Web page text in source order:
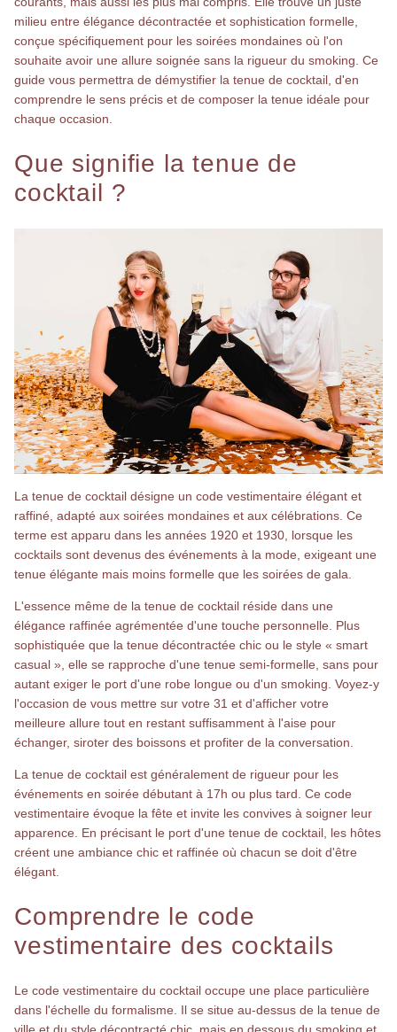
milieu entre élégance décontractée et sophistication formelle,
conçue spécifiquement pour les soirées mondaines où l'on
souhaite avoir une allure soignée sans la rigueur du smoking. Ce
guide vous permettra de démystifier la tenue de cocktail, d'en
comprendre le sens précis et de composer la tenue idéale pour
chaque occasion.
Que signifie la tenue de
cocktail ?
La tenue de cocktail désigne un code vestimentaire élégant et
raffiné, adapté aux soirées mondaines et aux célébrations. Ce
terme est apparu dans les années 1920 et 1930, lorsque les
cocktails sont devenus des événements à la mode, exigeant une
tenue élégante mais moins formelle que les soirées de gala.
L'essence même de la tenue de cocktail réside dans une
élégance raffinée agrémentée d'une touche personnelle. Plus
sophistiquée que la tenue décontractée chic ou le style « smart
casual », elle se rapproche d'une tenue semi-formelle, sans pour
autant exiger le port d'une robe longue ou d'un smoking. Voyez-y
l'occasion de vous mettre sur votre 31 et d'afficher votre
meilleure allure tout en restant suffisamment à l'aise pour
échanger, siroter des boissons et profiter de la conversation.
La tenue de cocktail est généralement de rigueur pour les
événements en soirée débutant à 17h ou plus tard. Ce code
vestimentaire évoque la fête et invite les convives à soigner leur
apparence. En précisant le port d'une tenue de cocktail, les hôtes
créent une ambiance chic et raffinée où chacun se doit d'être
élégant.
Comprendre le code
vestimentaire des cocktails
Le code vestimentaire du cocktail occupe une place particulière
dans l'échelle du formalisme. Il se situe au-dessus de la tenue de